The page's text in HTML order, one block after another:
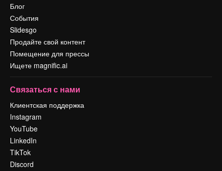
Блог
События
Slidesgo
Продайте свой контент
Помещение для прессы
Ищете magnific.ai
Связаться с нами
Клиентская поддержка
Instagram
YouTube
LinkedIn
TikTok
Discord